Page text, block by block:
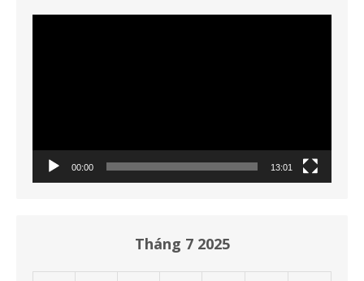
00:00 13:01
Tháng 7 2025